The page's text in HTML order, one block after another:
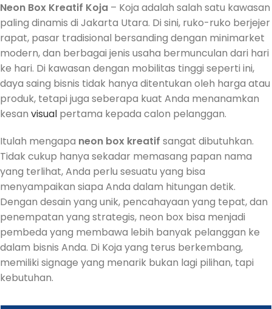
Neon Box Kreatif Koja – Koja adalah salah satu kawasan
paling dinamis di Jakarta Utara. Di sini, ruko-ruko berjejer
rapat, pasar tradisional bersanding dengan minimarket
modern, dan berbagai jenis usaha bermunculan dari hari
ke hari. Di kawasan dengan mobilitas tinggi seperti ini,
daya saing bisnis tidak hanya ditentukan oleh harga atau
produk, tetapi juga seberapa kuat Anda menanamkan
kesan visual pertama kepada calon pelanggan.
Itulah mengapa neon box kreatif sangat dibutuhkan.
Tidak cukup hanya sekadar memasang papan nama
yang terlihat, Anda perlu sesuatu yang bisa
menyampaikan siapa Anda dalam hitungan detik.
Dengan desain yang unik, pencahayaan yang tepat, dan
penempatan yang strategis, neon box bisa menjadi
pembeda yang membawa lebih banyak pelanggan ke
dalam bisnis Anda. Di Koja yang terus berkembang,
memiliki signage yang menarik bukan lagi pilihan, tapi
kebutuhan.